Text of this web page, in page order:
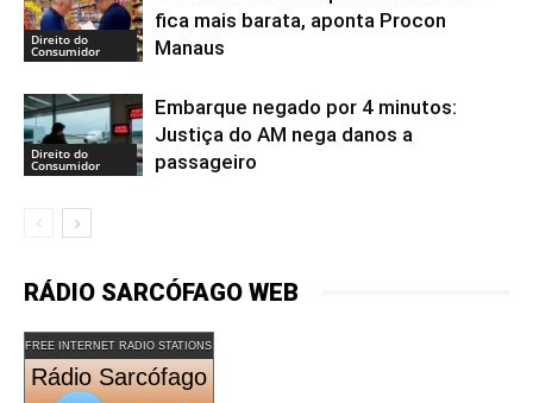
Direito do
Consumidor
fica mais barata, aponta Procon
Manaus
Direito do
Consumidor
Embarque negado por 4 minutos:
Justiça do AM nega danos a
passageiro
RÁDIO SARCÓFAGO WEB
FREE INTERNET RADIO STATIONS
Rádio Sarcófago